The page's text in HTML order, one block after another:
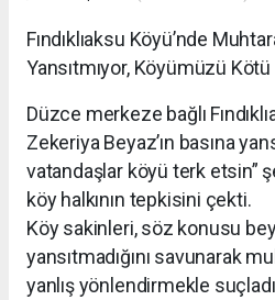
Fındıklıaksu Köyü’nde
Yansıtmıyor, Köyümüzü
Düzce merkeze bağlı
Zekeriya Beyaz’ın basına
vatandaşlar köyü terk etsin”
köy halkının tepkisini çekti.
Köy sakinleri, söz konusu
yansıtmadığını savunarak
yanlış yönlendirmekle